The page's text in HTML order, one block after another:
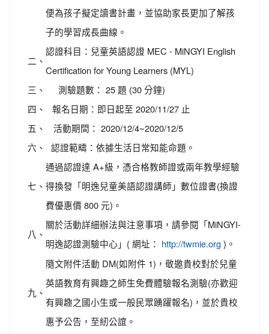
便為孩子擬定讀書計畫，並協助家長更加了解孩
子的學習成長曲線。
二、
認證科目：兒童英語認證 MEC - MiNGYI English
Certification for Young Learners (MYL)
三、
測驗題數： 25 題 (30 分鐘)
四、
報名日期：即日起至 2020/11/27 止
五、
活動期間： 2020/12/4~2020/12/5
六、
認證範疇：依據生活日常知能命題。
七、
通過認證達 A+級，憑合格教師證或兩年教學經驗
得換發「明逸兒童美語認證講師」數位證書(換證
費優惠價 800 元)。
八、
關於活動詳細辦法與注意事項，請參閱「MiNGYI-
明逸認證測驗中心」( 網址：
http://twmie.org )。
九、
隨文附件活動 DM(如附件 1)，敬邀貴校對於兒童
英語教育有興趣之師生免費體驗報名測驗(亦歡迎
有興趣之國小生或一般民眾踴躍報名)，並於貴校
惠予公告，至紉公誼。